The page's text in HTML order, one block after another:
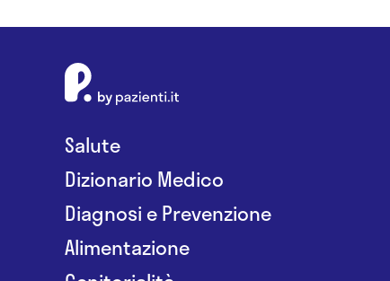
Salute
Dizionario Medico
Diagnosi e Prevenzione
Alimentazione